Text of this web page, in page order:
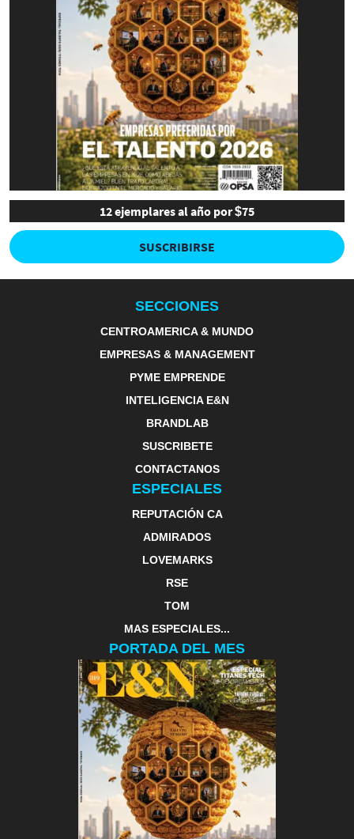
12 ejemplares al año por $75
SUSCRIBIRSE
SECCIONES
CENTROAMERICA & MUNDO
EMPRESAS & MANAGEMENT
PYME EMPRENDE
INTELIGENCIA E&N
BRANDLAB
SUSCRIBETE
CONTACTANOS
ESPECIALES
REPUTACIÓN CA
ADMIRADOS
LOVEMARKS
RSE
TOM
MAS ESPECIALES...
PORTADA DEL MES